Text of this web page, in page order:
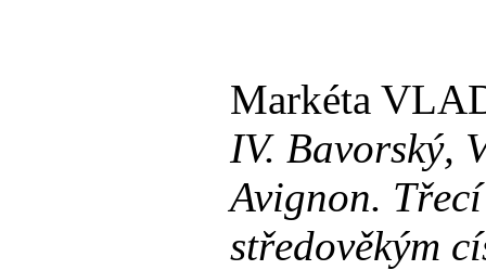
Markéta
IV. Bavorský,
Avignon.
středověkým